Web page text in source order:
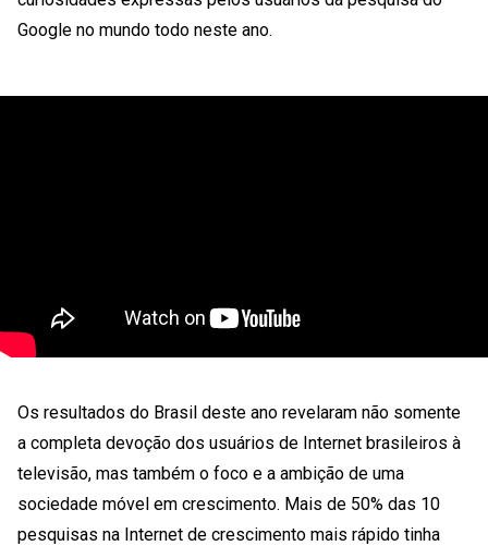
Google no mundo todo neste ano.
Os resultados do Brasil deste ano revelaram não somente
a completa devoção dos usuários de Internet brasileiros à
televisão, mas também o foco e a ambição de uma
sociedade móvel em crescimento. Mais de 50% das 10
pesquisas na Internet de crescimento mais rápido tinha